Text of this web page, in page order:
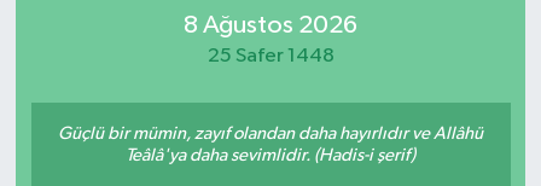
8 Ağustos 2026
25 Safer 1448
Güçlü bir mümin, zayıf olandan daha hayırlıdır ve Allâhü
Teâlâ'ya daha sevimlidir. (Hadis-i şerif)